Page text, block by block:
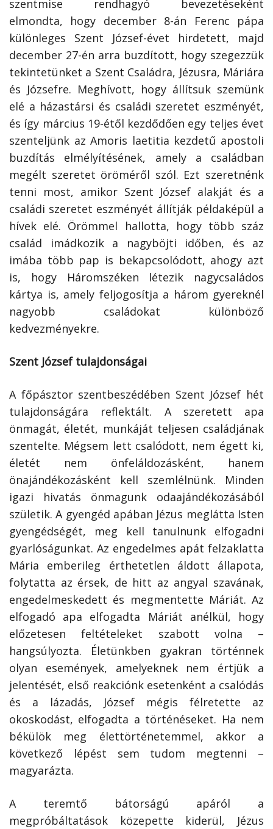
szentmise rendhagyó bevezetéseként
elmondta, hogy december 8-án Ferenc pápa
különleges Szent József-évet hirdetett, majd
december 27-én arra buzdított, hogy szegezzük
tekintetünket a Szent Családra, Jézusra, Máriára
és Józsefre. Meghívott, hogy állítsuk szemünk
elé a házastársi és családi szeretet eszményét,
és így március 19-étől kezdődően egy teljes évet
szenteljünk az Amoris laetitia kezdetű apostoli
buzdítás elmélyítésének, amely a családban
megélt szeretet öröméről szól. Ezt szeretnénk
tenni most, amikor Szent József alakját és a
családi szeretet eszményét állítják példaképül a
hívek elé. Örömmel hallotta, hogy több száz
család imádkozik a nagyböjti időben, és az
imába több pap is bekapcsolódott, ahogy azt
is, hogy Háromszéken létezik nagycsaládos
kártya is, amely feljogosítja a három gyereknél
nagyobb családokat különböző
kedvezményekre.
Szent József tulajdonságai
A főpásztor szentbeszédében Szent József hét
tulajdonságára reflektált. A szeretett apa
önmagát, életét, munkáját teljesen családjának
szentelte. Mégsem lett csalódott, nem égett ki,
életét nem önfeláldozásként, hanem
önajándékozásként kell szemlélnünk. Minden
igazi hivatás önmagunk odaajándékozásából
születik. A gyengéd apában Jézus meglátta Isten
gyengédségét, meg kell tanulnunk elfogadni
gyarlóságunkat. Az engedelmes apát felzaklatta
Mária emberileg érthetetlen áldott állapota,
folytatta az érsek, de hitt az angyal szavának,
engedelmeskedett és megmentette Máriát. Az
elfogadó apa elfogadta Máriát anélkül, hogy
előzetesen feltételeket szabott volna –
hangsúlyozta. Életünkben gyakran történnek
olyan események, amelyeknek nem értjük a
jelentését, első reakciónk esetenként a csalódás
és a lázadás, József mégis félretette az
okoskodást, elfogadta a történéseket. Ha nem
békülök meg élettörténetemmel, akkor a
következő lépést sem tudom megtenni –
magyarázta.
A teremtő bátorságú apáról a
megpróbáltatások közepette kiderül, Jézus